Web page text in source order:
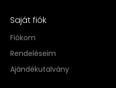
Saját fiók
Fiókom
Rendeléseim
Ajándékutalvány